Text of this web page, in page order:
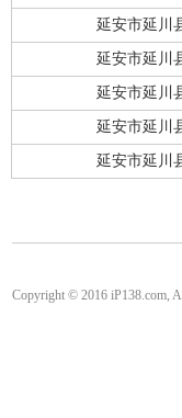
延安市延川
延安市延川
延安市延川
延安市延川
延安市延川
Copyright © 2016 iP138.com,